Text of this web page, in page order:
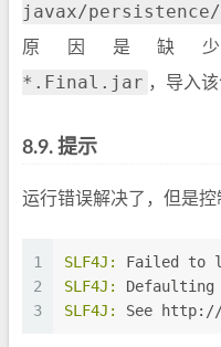
javax/
原因是缺
*.Final.jar ，导入
8.9. 提示
运行错误解决了，但是控
1
2
3
SLF4J: Failed to
SLF4J:
SLF4J:
See